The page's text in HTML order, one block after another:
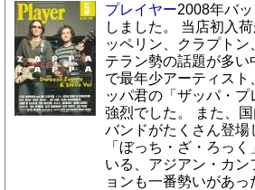
プレイヤー2008年バ
しました。 当店初入
ッペリン、クラプト
テラン勢の話題が多
で最年少アーティス
ッパ君の「ザッパ・
強烈でした。 また、
バンドがたくさん登場
「ぼっち・ざ・ろっ
いる、アジアン・カン
ョンも一番勢いがあっ